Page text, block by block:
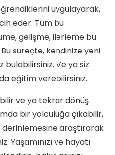
uygulayarak,
eder. Tüm bu
gelişme, ilerleme bu
süreçte, kendinize yeni
bulabilirsiniz. Ve ya siz
eğitim verebilirsiniz.
ve ya tekrar dönüş
bir yolculuğa çıkabilir,
araştırarak
Yaşamınızı ve hayatı